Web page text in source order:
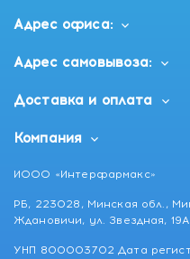
Адрес офиса:
Адрес самовывоза:
Доставка и оплата
Компания
ИООО «Интерфармакс»
РБ, 223028, Минская обл.,
Ждановичи, ул. Звездная,
УНП 800003702 Дата